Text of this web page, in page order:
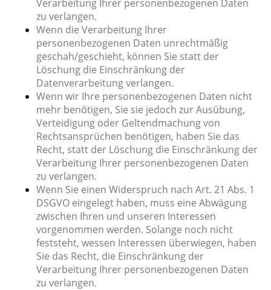
Verarbeitung Ihrer personenbezogenen Daten
zu verlangen.
Wenn die Verarbeitung Ihrer
personenbezogenen Daten unrechtmäßig
geschah/geschieht, können Sie statt der
Löschung die Einschränkung der
Datenverarbeitung verlangen.
Wenn wir Ihre personenbezogenen Daten nicht
mehr benötigen, Sie sie jedoch zur Ausübung,
Verteidigung oder Geltendmachung von
Rechtsansprüchen benötigen, haben Sie das
Recht, statt der Löschung die Einschränkung der
Verarbeitung Ihrer personenbezogenen Daten
zu verlangen.
Wenn Sie einen Widerspruch nach Art. 21 Abs. 1
DSGVO eingelegt haben, muss eine Abwägung
zwischen Ihren und unseren Interessen
vorgenommen werden. Solange noch nicht
feststeht, wessen Interessen überwiegen, haben
Sie das Recht, die Einschränkung der
Verarbeitung Ihrer personenbezogenen Daten
zu verlangen.